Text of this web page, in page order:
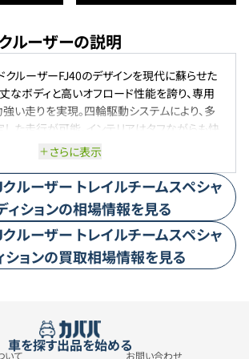
ルーザーの説明
クルーザーFJ40のデザインを現代に蘇らせた
なボディと高いオフロード性能を誇り、専用
い走りを実現。四輪駆動システムにより、多
た走行が可能。インテリアはタフながらも快
トドア愛好家に支持されている。レトロとモダ
さらに表示
クルーザー トレイルチームスペシャ
ィションの相場情報を見る
クルーザー トレイルチームスペシャ
ションの買取相場情報を見る
車を探す出品を始める
いて お問い合わせ